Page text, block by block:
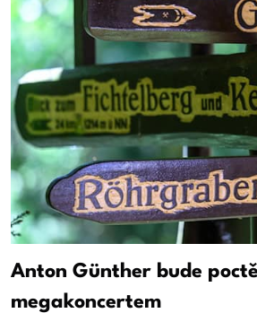
Anton Günther bude
megakoncertem